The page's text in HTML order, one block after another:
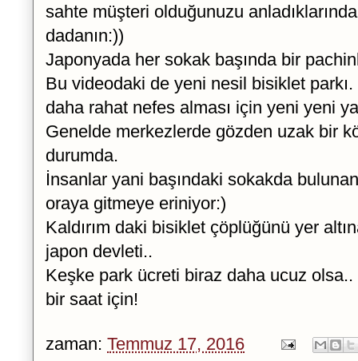
sahte müşteri olduğunuzu
dadanın:))
Japonyada her sokak başında bir
Bu videodaki de yeni nesil bisiklet parkı.
daha rahat nefes alması için yeni yeni
Genelde merkezlerde gözden uzak bir
durumda.
İnsanlar yani başındaki sokakda
oraya gitmeye eriniyor:)
Kaldırım daki bisiklet çöplüğünü yer
japon devleti..
Keşke park ücreti biraz daha ucuz
bir saat için!
zaman: Temmuz 17, 2016